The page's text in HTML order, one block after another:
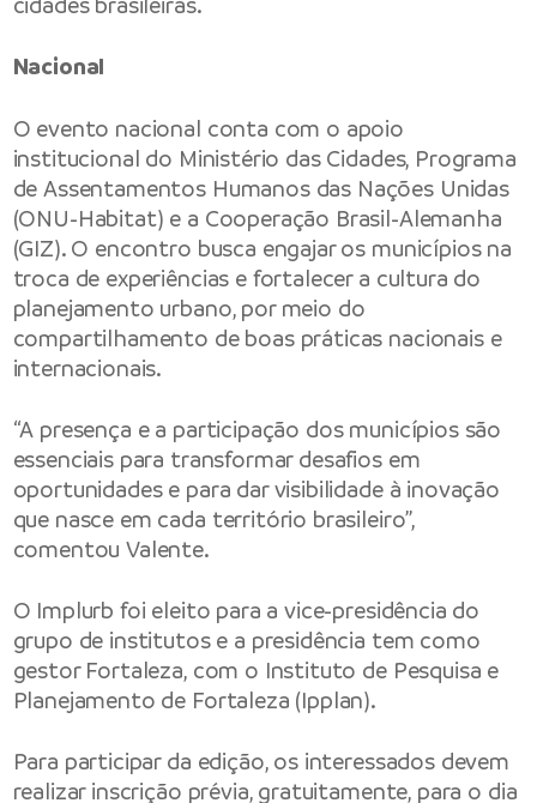
Nacional
O evento nacional conta com o apoio
institucional do Ministério das Cidades, Programa
de Assentamentos Humanos das Nações Unidas
(ONU-Habitat) e a Cooperação Brasil-Alemanha
(GIZ). O encontro busca engajar os municípios na
troca de experiências e fortalecer a cultura do
planejamento urbano, por meio do
compartilhamento de boas práticas nacionais e
internacionais.
“A presença e a participação dos municípios são
essenciais para transformar desafios em
oportunidades e para dar visibilidade à inovação
que nasce em cada território brasileiro”,
comentou Valente.
O Implurb foi eleito para a vice-presidência do
grupo de institutos e a presidência tem como
gestor Fortaleza, com o Instituto de Pesquisa e
Planejamento de Fortaleza (Ipplan).
Para participar da edição, os interessados devem
realizar inscrição prévia, gratuitamente, para o dia